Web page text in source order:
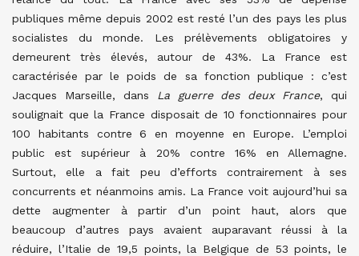
publiques même depuis 2002 est resté l’un des pays les plus
socialistes du monde. Les prélèvements obligatoires y
demeurent très élevés, autour de 43%. La France est
caractérisée par le poids de sa fonction publique : c’est
Jacques Marseille, dans La guerre des deux France, qui
soulignait que la France disposait de 10 fonctionnaires pour
100 habitants contre 6 en moyenne en Europe. L’emploi
public est supérieur à 20% contre 16% en Allemagne.
Surtout, elle a fait peu d’efforts contrairement à ses
concurrents et néanmoins amis. La France voit aujourd’hui sa
dette augmenter à partir d’un point haut, alors que
beaucoup d’autres pays avaient auparavant réussi à la
réduire, l’Italie de 19,5 points, la Belgique de 53 points, le